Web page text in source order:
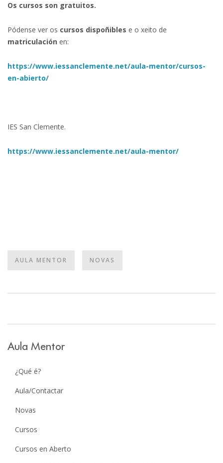
Os cursos son gratuitos.
Pódense ver os cursos dispoñibles e o xeito de
matriculación en:
https://www.iessanclemente.net/aula-mentor/cursos-
en-abierto/
IES San Clemente.
https://www.iessanclemente.net/aula-mentor/
AULA MENTOR NOVAS
Aula Mentor
¿Qué é?
Aula/Contactar
Novas
Cursos
Cursos en Aberto